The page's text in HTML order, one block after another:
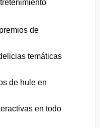
de
temáticas
de hule en
en todo